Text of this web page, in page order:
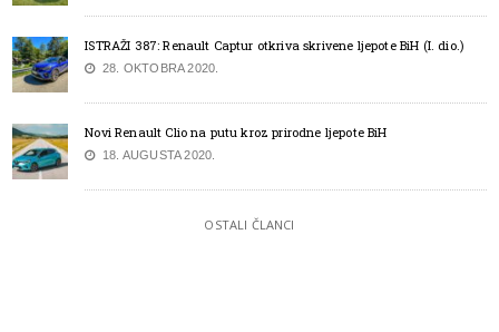
ISTRAŽI 387: Renault Captur otkriva skrivene ljepote BiH (I. dio.)
28. OKTOBRA 2020.
Novi Renault Clio na putu kroz prirodne ljepote BiH
18. AUGUSTA 2020.
OSTALI ČLANCI